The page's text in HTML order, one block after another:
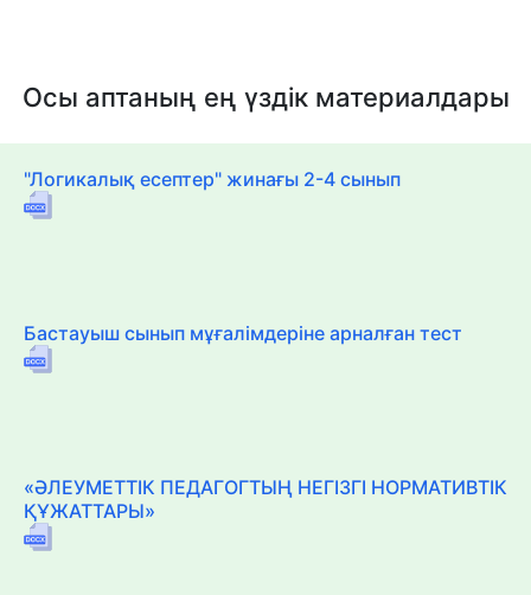
Осы аптаның ең үздік материалдары
"Логикалық есептер" жинағы 2-4 сынып
Бастауыш сынып мұғалімдеріне арналған тест
«ӘЛЕУМЕТТІК ПЕДАГОГТЫҢ НЕГІЗГІ НОРМАТИВТІК
ҚҰЖАТТАРЫ»